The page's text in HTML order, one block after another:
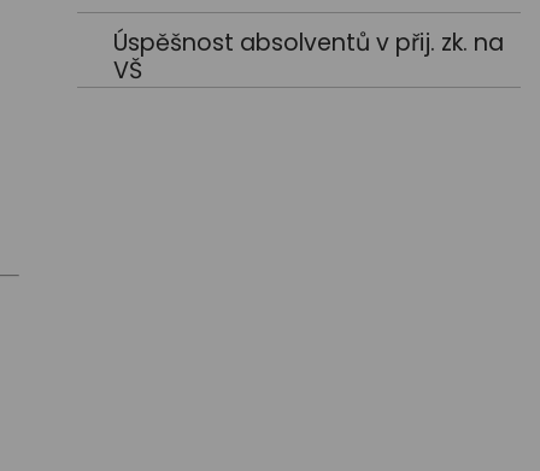
Úspěšnost absolventů v přij. zk. na
VŠ